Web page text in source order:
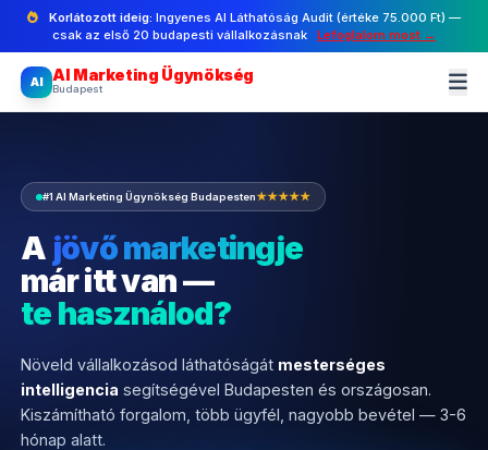
Korlátozott ideig: Ingyenes AI Láthatóság Audit (értéke 75.000 Ft) —
csak az első 20 budapesti vállalkozásnak
Lefoglalom most →
AI AI Marketing Ügynökség
Budapest
#1 AI Marketing Ügynökség Budapesten★★★★★
A jövő marketingje
már itt van —
te használod?
Növeld vállalkozásod láthatóságát mesterséges
intelligencia segítségével Budapesten és országosan.
Kiszámítható forgalom, több ügyfél, nagyobb bevétel — 3-6
hónap alatt.